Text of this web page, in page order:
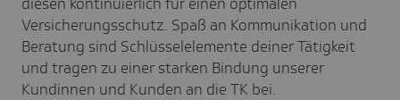
Versicherungsschutz. Spaß an Kommunikation und
Beratung sind Schlüsselelemente deiner Tätigkeit
und tragen zu einer starken Bindung unserer
Kundinnen und Kunden an die TK bei.